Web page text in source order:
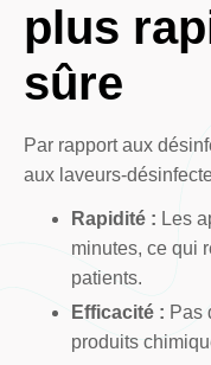
plus
sûre
Par rapport aux
aux laveurs-
Rapidité : Les
minutes, ce qui
patients.
Efficacité : Pas
produits